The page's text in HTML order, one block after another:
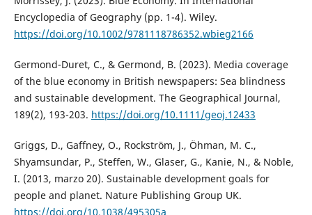
Encyclopedia of Geography (pp. 1-4). Wiley.
https://doi.org/10.1002/9781118786352.wbieg2166
Germond-Duret, C., & Germond, B. (2023). Media coverage
of the blue economy in British newspapers: Sea blindness
and sustainable development. The Geographical Journal,
189(2), 193-203. https://doi.org/10.1111/geoj.12433
Griggs, D., Gaffney, O., Rockström, J., Öhman, M. C.,
Shyamsundar, P., Steffen, W., Glaser, G., Kanie, N., & Noble,
I. (2013, marzo 20). Sustainable development goals for
people and planet. Nature Publishing Group UK.
https://doi.org/10.1038/495305a